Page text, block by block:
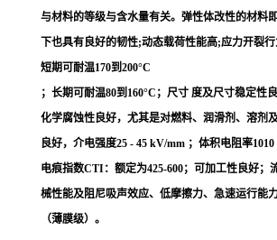
与材料的等级与含水量有关。弹性体改性的材料
下也具有良好的韧性;动态载荷性能高;应力开裂行
短期可耐温170到200°C
；长期可耐温80到160°C；尺寸 度及尺寸稳定性
化学腐蚀性良好，尤其是对燃料、润滑剂、溶剂
良好，介电强度25 - 45 kV/mm ；体积电阻率
电痕指数CTI：额定为425-600；可加工性良好；
械性能及阻尼吸声效应、低摩擦力、急速运行能
（薄膜级）。